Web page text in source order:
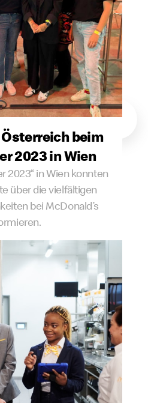
Österreich beim
2023 in Wien
2023“ in Wien konnten
über die vielfältigen
bei McDonald’s